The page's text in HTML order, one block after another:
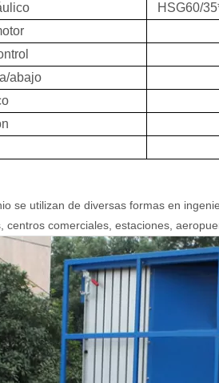
HSG60/
abajo
se utilizan de diversas formas en
comerciales, estaciones,